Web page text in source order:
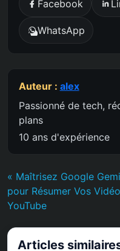
Facebook
WhatsApp
Auteur : alex
Passionné de tech,
plans
10 ans d'expérience
« Maîtrisez Google
pour Résumer Vos
YouTube
Articles